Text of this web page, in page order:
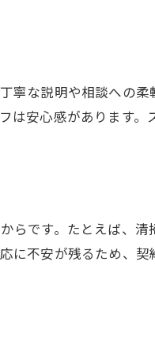
点
寧な説明や相談への
は安心感があります。
らです。たとえば、
に不安が残るため、契